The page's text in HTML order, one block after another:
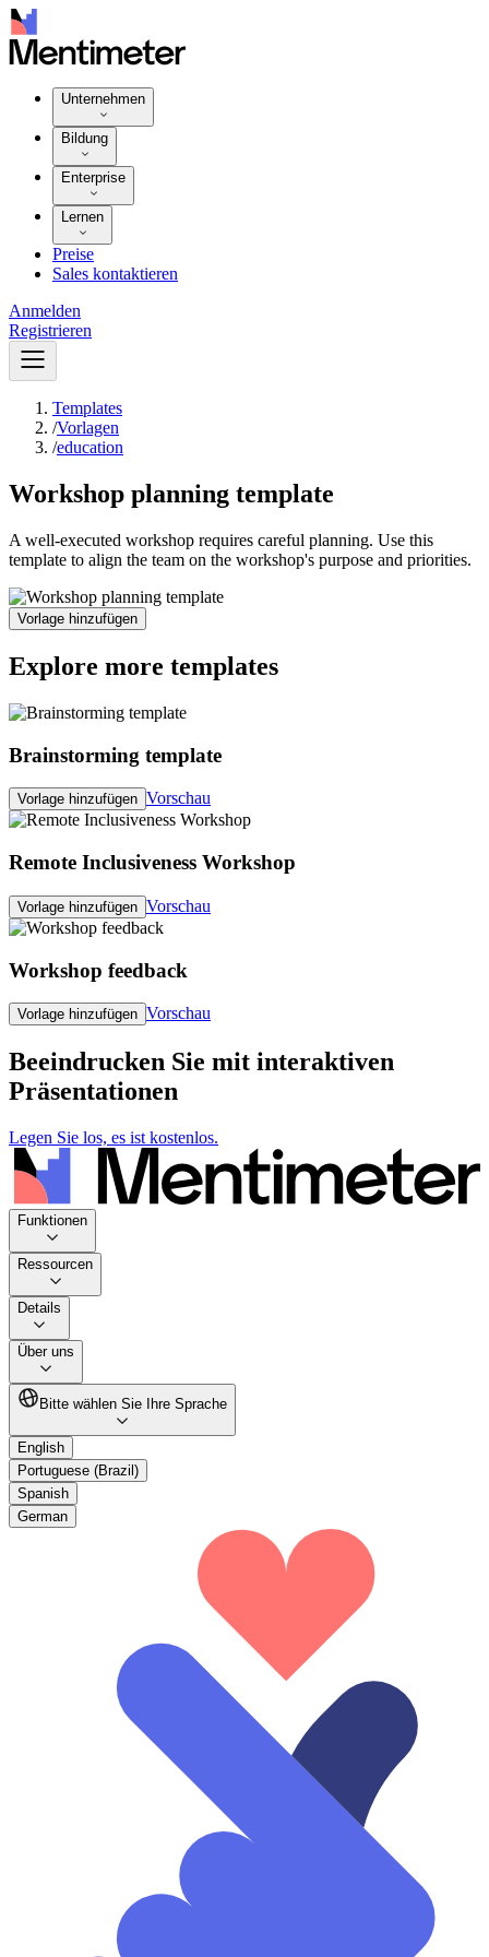
Unternehmen
Bildung
Enterprise
Lernen
Preise
Sales kontaktieren
Anmelden
Registrieren
Templates
/Vorlagen
/education
Workshop planning template
A well-executed workshop requires careful planning. Use this
template to align the team on the workshop's purpose and priorities.
Vorlage hinzufügen
Explore more templates
Brainstorming template
Vorlage hinzufügen Vorschau
Remote Inclusiveness Workshop
Vorlage hinzufügen Vorschau
Workshop feedback
Vorlage hinzufügen Vorschau
Beeindrucken Sie mit interaktiven
Präsentationen
Legen Sie los, es ist kostenlos.
Funktionen
Ressourcen
Details
Über uns
Bitte wählen Sie Ihre Sprache
English
Portuguese (Brazil)
Spanish
German